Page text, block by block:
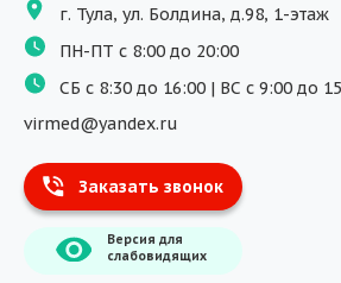
Физиотерапия
ДМС
Массаж
Тест на хеликобактер
Информация
О компании
г. Тула, ул. Болдина, д.98, 1-этаж
ПН-ПТ с 8:00 до 20:00
СБ с 8:30 до 16:00 | ВС с 9:00 до
virmed@yandex.ru
Заказать звонок
Версия для
слабовидящих